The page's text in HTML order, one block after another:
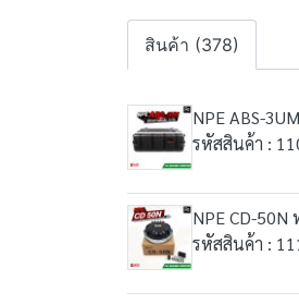
สินค้า (378)
NPE ABS-
รหัสสินค้า :
NPE CD-
รหัสสินค้า :